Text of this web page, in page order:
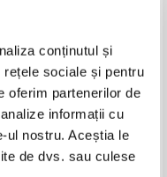
conținutul și
sociale și pentru
oferim partenerilor de
informații cu
ul nostru. Aceștia le
de dvs. sau culese
Centea - Amintirile uni uituc
-20%